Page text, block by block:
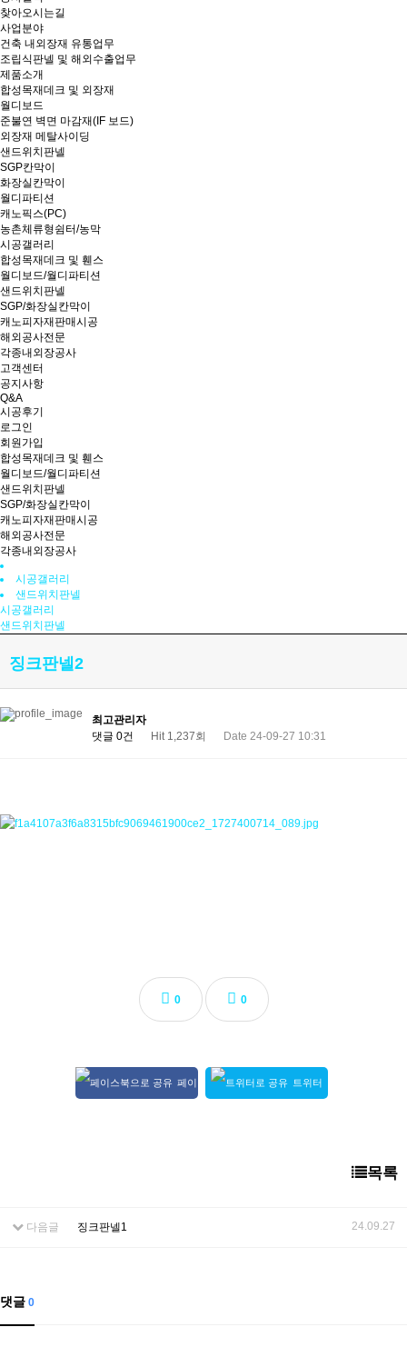
찾아오시는길
사업분야
건축 내외장재 유통업무
조립식판넬 및 해외수출업무
제품소개
합성목재데크 및 외장재
월디보드
준불연 벽면 마감재(IF 보드)
외장재 메탈사이딩
샌드위치판넬
SGP칸막이
화장실칸막이
월디파티션
캐노픽스(PC)
농촌체류형쉼터/농막
시공갤러리
합성목재데크 및 휀스
월디보드/월디파티션
샌드위치판넬
SGP/화장실칸막이
캐노피자재판매시공
해외공사전문
각종내외장공사
고객센터
공지사항
Q&A
시공후기
로그인
회원가입
합성목재데크 및 휀스
월디보드/월디파티션
샌드위치판넬
SGP/화장실칸막이
캐노피자재판매시공
해외공사전문
각종내외장공사
시공갤러리
샌드위치판넬
시공갤러리
샌드위치판넬
징크판넬2
최고관리자
댓글 0건
Hit 1,237회 Date 24-09-27 10:31
0 0
페이 트위터
목록
다음글 징크판넬1 24.09.27
댓글 0